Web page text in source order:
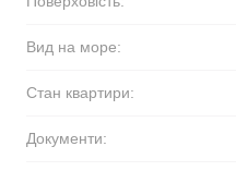
Вид на море:
Стан квартири:
Документи: